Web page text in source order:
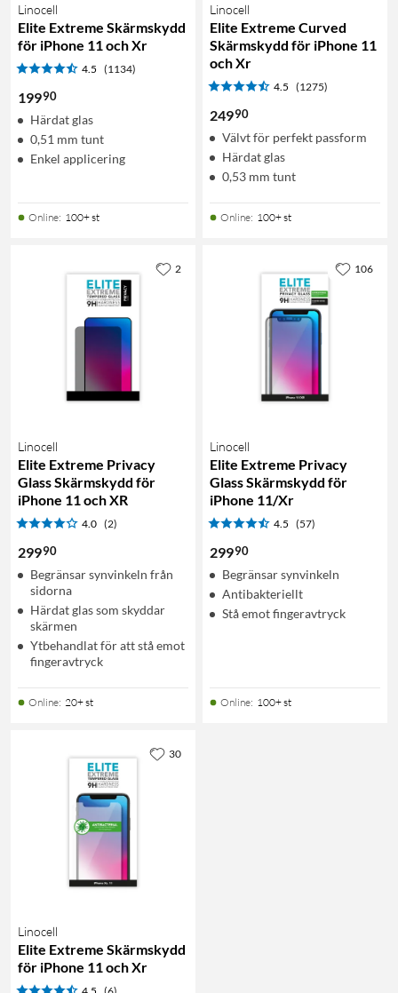
Linocell
Elite Extreme Skärmskydd
för iPhone 11 och Xr
4.5 (1134)
19990
Härdat glas
0,51 mm tunt
Enkel applicering
Online: 100+ st
Linocell
Elite Extreme Curved
Skärmskydd för iPhone 11
och Xr
4.5 (1275)
24990
Välvt för perfekt passform
Härdat glas
0,53 mm tunt
Online: 100+ st
Linocell
Elite Extreme Privacy
Glass Skärmskydd för
iPhone 11 och XR
4.0 (2)
29990
Begränsar synvinkeln från
sidorna
Härdat glas som skyddar
skärmen
Ytbehandlat för att stå emot
fingeravtryck
Online: 20+ st
2
Linocell
Elite Extreme Privacy
Glass Skärmskydd för
iPhone 11/Xr
4.5 (57)
29990
Begränsar synvinkeln
Antibakteriellt
Stå emot fingeravtryck
Online: 100+ st
106
Linocell
Elite Extreme Skärmskydd
för iPhone 11 och Xr
30